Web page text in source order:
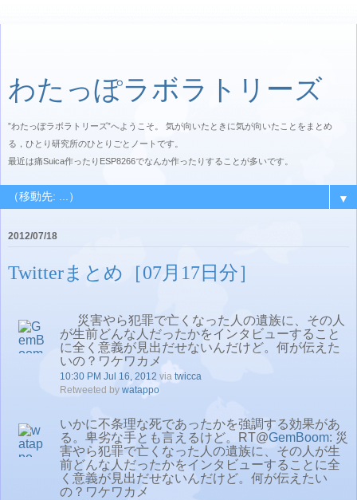
わたっぽラボラトリーズ
”わたっぽラボラトリーズ”へようこそ。 気が向いたときに気が向いたことをまとめ
る，ひとり研究所のひとりごとノートです。
最近は痛Suica作ったりESP8266でなんか作ったりすることが多いです。
▼
2012/07/18
Twitterまとめ［07月17日分］
災害やら犯罪で亡くなった人の遺族に、その人
が生前どんな人だったかをインタビューすること
に全く意義が見出だせないんだけど。何が伝えた
いの？ワケワカメ
10:30 PM Jul 16, 2012 via twicca
Retweeted by watappo
いかに不条理な死であったかを強調する効果があ
る。卑劣な手とも言えるけど。RT@GemBoom: 災
害やら犯罪で亡くなった人の遺族に、その人が生
前どんな人だったかをインタビューすることに全
く意義が見出だせないんだけど。何が伝えたい
の？ワケワカメ